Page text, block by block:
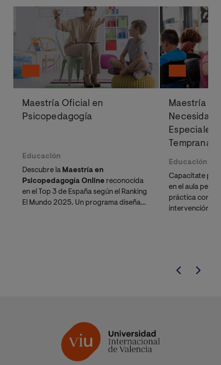
Maestría Oficial en
Psicopedagogía
Educación
Descubre la Maestría en
Psicopedagogía Online reconocida
en el Top 3 de España según el Ranking
El Mundo 2025. Un programa diseñado
Maestría
Especiales
Temprana
Educación
Capacítate
en el aula
práctica con
intervención